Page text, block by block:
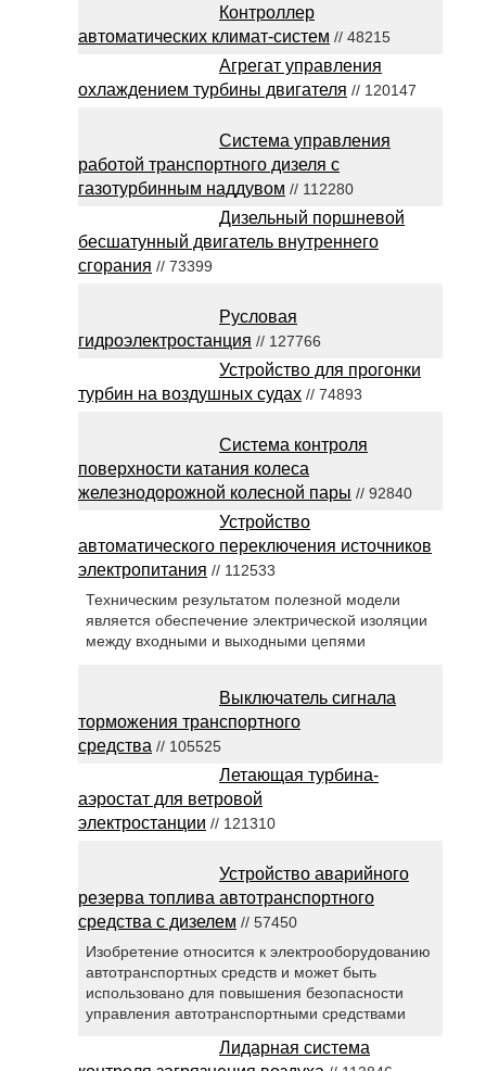
Контроллер
автоматических климат-систем // 48215
Агрегат управления
охлаждением турбины двигателя // 120147
Система управления
работой транспортного дизеля с
газотурбинным наддувом // 112280
Дизельный поршневой
бесшатунный двигатель внутреннего
сгорания // 73399
Русловая
гидроэлектростанция // 127766
Устройство для прогонки
турбин на воздушных судах // 74893
Система контроля
поверхности катания колеса
железнодорожной колесной пары // 92840
Устройство
автоматического переключения источников
электропитания // 112533
Техническим результатом полезной модели
является обеспечение электрической изоляции
между входными и выходными цепями
Выключатель сигнала
торможения транспортного
средства // 105525
Летающая турбина-
аэростат для ветровой
электростанции // 121310
Устройство аварийного
резерва топлива автотранспортного
средства с дизелем // 57450
Изобретение относится к электрооборудованию
автотранспортных средств и может быть
использовано для повышения безопасности
управления автотранспортными средствами
Лидарная система